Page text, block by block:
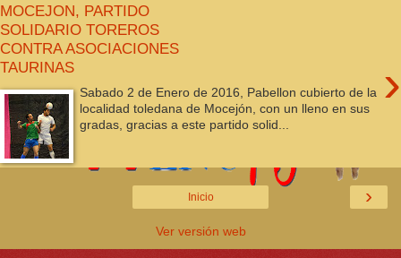
MOCEJON, PARTIDO
SOLIDARIO TOREROS
CONTRA ASOCIACIONES
TAURINAS
›
Sabado 2 de Enero de 2016, Pabellon cubierto de la
localidad toledana de Mocejón, con un lleno en sus
gradas, gracias a este partido solid...
›
Inicio
Ver versión web